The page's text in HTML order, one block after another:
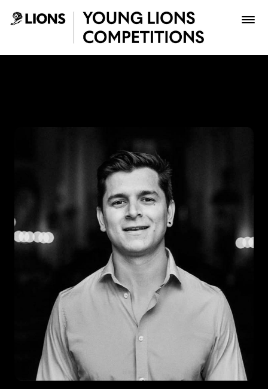
Saltar al contenido principal
Inscribir
Boletería